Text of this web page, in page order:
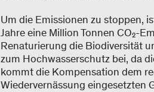
Um die Emissionen zu stoppen,
Jahre eine Million Tonnen CO₂-
Renaturierung die Biodiversität
zum Hochwasserschutz bei, da
kommt die Kompensation dem
Wiedervernässung eingesetzten